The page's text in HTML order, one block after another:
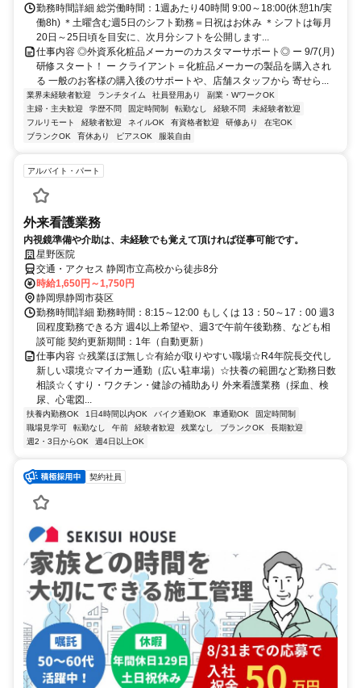
勤務時間詳細 総労働時間：1週あたり40時間 9:00～18:00(休憩1h/実
働8h) ＊土曜含む週5日のシフト勤務＝日祝はお休み ＊シフトは毎月
20日～25日頃を目安に、次月分シフトを公開します...
仕事内容 ◎外資系化粧品メーカーのカスタマーサポート◎ ー 9/7(月)
研修スタート！ ー クライアント＝化粧品メーカーの製品を購入され
る 一般のお客様の購入後のサポートや、店舗スタッフから 寄せら...
業界未経験者歓迎 ランチタイム 社員登用あり
副業・WワークOK
主婦・主夫歓迎
学歴不問 固定時間制 転勤なし 経験不問
未経験者歓迎
フルリモート
経験者歓迎 ネイルOK 有資格者歓迎 研修あり
在宅OK
ブランクOK
育休あり ピアスOK 服装自由
アルバイト・パート
外来看護業務
内視鏡準備や介助は、未経験でも覚えて頂ければ従事可能です。
星野医院
交通・アクセス 静岡市立高校から徒歩8分
時給1,650円～1,750円
静岡県静岡市葵区
勤務時間詳細 勤務時間：8:15～12:00 もしくは 13：50～17：00 週3
回程度勤務できる方 週4以上希望や、週3で午前午後勤務、なども相
談可能 契約更新期間：1年（自動更新）
仕事内容 ☆残業ほぼ無し☆有給が取りやすい職場☆R4年院長交代し
新しい環境☆マイカー通勤（広い駐車場）☆扶養の範囲など勤務日数
相談☆くすり・ワクチン・健診の補助あり 外来看護業務（採血、検
尿、心電図...
扶養内勤務OK 1日4時間以内OK バイク通勤OK 車通勤OK
固定時間制
職場見学可
転勤なし 午前 経験者歓迎 残業なし ブランクOK
長期歓迎
週2・3日からOK
週4日以上OK
契約社員